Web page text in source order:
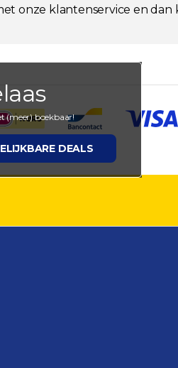
onze klantenservice en
(meer) boekbaar!
DEALS